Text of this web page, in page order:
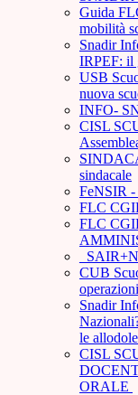
Guida
mobilità
Snadir
IRPEF: il
USB
nuova
INFO-
CISL
sindacale
FeNSIR
FLC
FLC
CUB
Snadir
le
CISL
ORALE ­